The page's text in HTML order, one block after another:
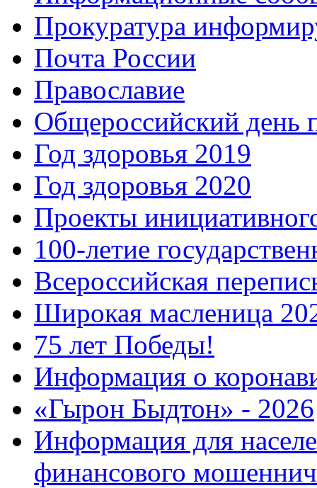
Прокуратура
Почта России
Православие
Общероссийский день
Год здоровья 2019
Год здоровья 2020
Проекты
100-летие
Всероссийская
Широкая масленица
75 лет Победы!
Информация о
«Гырон Быдтон» - 2026
Информация для
финансового